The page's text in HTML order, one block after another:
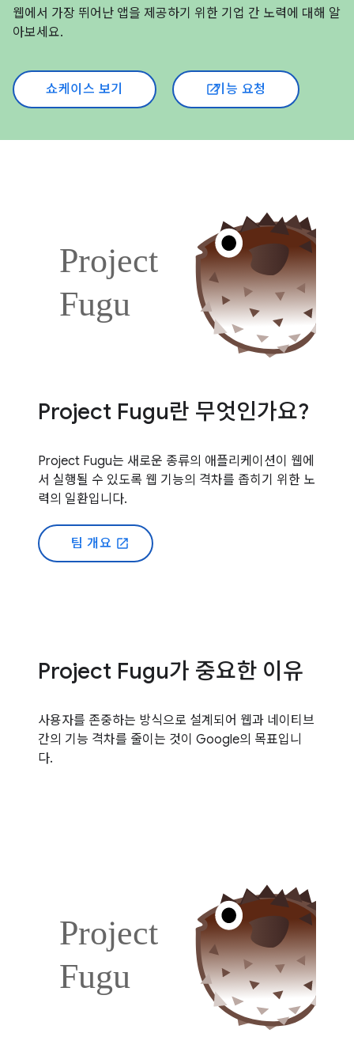
웹에서 가장 뛰어난 앱을 제공하기 위한 기업 간 노력에 대해 알
아보세요.
쇼케이스 보기 open_in_new
기능 요청
Project Fugu란 무엇인가요?
Project Fugu는 새로운 종류의 애플리케이션이 웹에
서 실행될 수 있도록 웹 기능의 격차를 좁히기 위한 노
력의 일환입니다.
팀 개요 open_in_new
Project Fugu가 중요한 이유
사용자를 존중하는 방식으로 설계되어 웹과 네이티브
간의 기능 격차를 줄이는 것이 Google의 목표입니
다.